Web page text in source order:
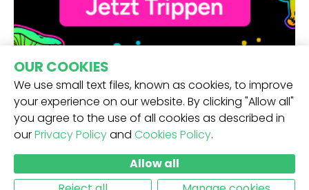
ERHALTE UNSEREN NEWSLETTER -
ABSCHICKEN
OUR COOKIES
We use small text files, known as cookies, to improve
your experience on our website. By clicking "Allow all"
you agree to the use of all cookies as described in
ourPrivacy Policyand Cookies Policy.
Allow all